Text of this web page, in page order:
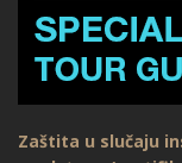
Zaštita u slučaju